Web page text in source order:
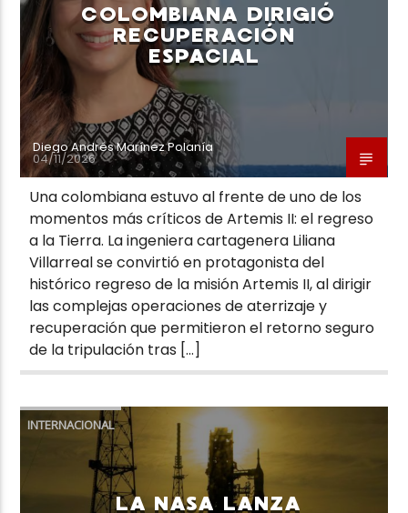
COLOMBIANA DIRIGIÓ
RECUPERACIÓN
ESPACIAL
Diego Andrés Marínez Polanía
04/11/2026
Una colombiana estuvo al frente de uno de los
momentos más críticos de Artemis II: el regreso
a la Tierra. La ingeniera cartagenera Liliana
Villarreal se convirtió en protagonista del
histórico regreso de la misión Artemis II, al dirigir
las complejas operaciones de aterrizaje y
recuperación que permitieron el retorno seguro
de la tripulación tras […]
INTERNACIONAL
LA NASA LANZA